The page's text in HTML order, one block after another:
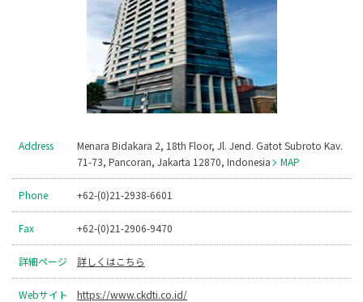
Address
Menara Bidakara 2, 18th Floor, Jl. Jend. Gatot Subroto Kav.
71-73, Pancoran, Jakarta 12870, Indonesia
MAP
Phone +62-(0)21-2938-6601
Fax +62-(0)21-2906-9470
詳細ページ 詳しくはこちら
Webサイト https://www.ckdti.co.id/